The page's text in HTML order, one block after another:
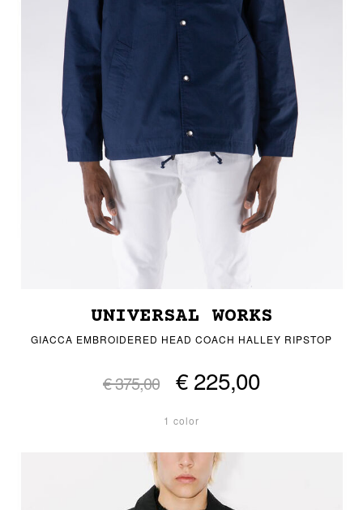
UNIVERSAL WORKS
GIACCA EMBROIDERED HEAD COACH HALLEY RIPSTOP
€ 375,00 € 225,00
1 color